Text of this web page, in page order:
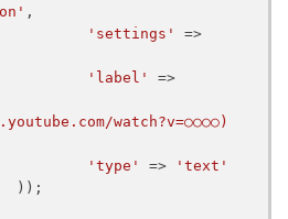
,
'settings'
=>
'label'
=>
watch?v=○○○○)
'type'
=>
'text'